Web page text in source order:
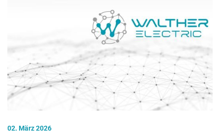
02. März 2026